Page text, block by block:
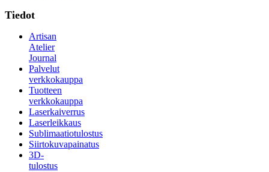
Tiedot
Artisan
Atelier
Journal
Palvelut
verkkokauppa
Tuotteen
verkkokauppa
Laserkaiverrus
Laserleikkaus
Sublimaatiotulostus
Siirtokuvapainatus
3D-
tulostus